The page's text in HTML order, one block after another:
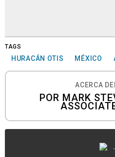
TAGS
HURACÁN OTIS MÉXICO
ACERCA
POR MARK